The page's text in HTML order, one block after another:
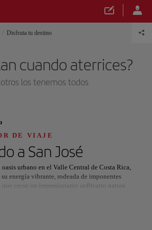
Disfruta tu destino
cuando aterrices?
los tenemos todos
DE VIAJE
tu próximo destino
DE VIAJE
a San José
urbano en el Valle Central de Costa Rica,
su energía vibrante, rodeada de imponentes
crean un impresionante anfiteatro natural.
vida entre picos escarpados y frondosos